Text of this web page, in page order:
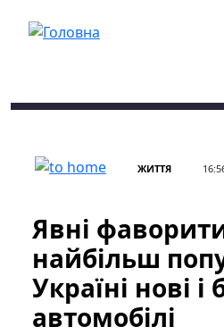
ЖИТТЯ
Явні
найбільш
Україні нові і
автомобілі